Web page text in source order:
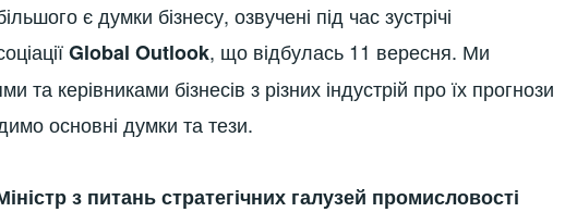
є думки бізнесу, озвучені під час зустрічі
Global Outlook, що відбулась 11 вересня. Ми
та керівниками бізнесів з різних індустрій про їх прогнози
основні думки та тези.
з питань стратегічних галузей промисловості